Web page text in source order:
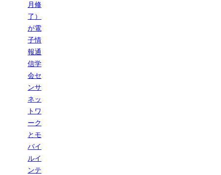
月修
了）
が電
子情
報通
信学
会セ
ンサ
ネッ
トワ
ーク
とモ
バイ
ルイ
ンテ